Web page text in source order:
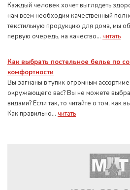
Каждый человек хочет выглядеть
нам всем необходим качественный
текстильную продукцию для дома, мы
первую очередь, на качество... читать
Как выбрать постельное белье по
комфортности
Вы загнаны в тупик огромным
окружающего вас? Вы не можете
видами? Если так, то читайте о том, как
Как правильно... читать